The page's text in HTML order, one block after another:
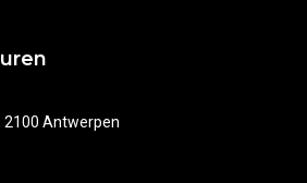
2100 Antwerpen